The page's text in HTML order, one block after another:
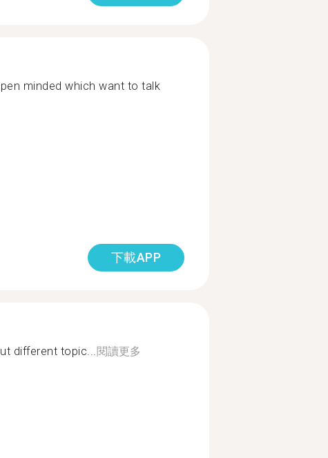
minded which want to talk
下載APP
different topic...閱讀更多